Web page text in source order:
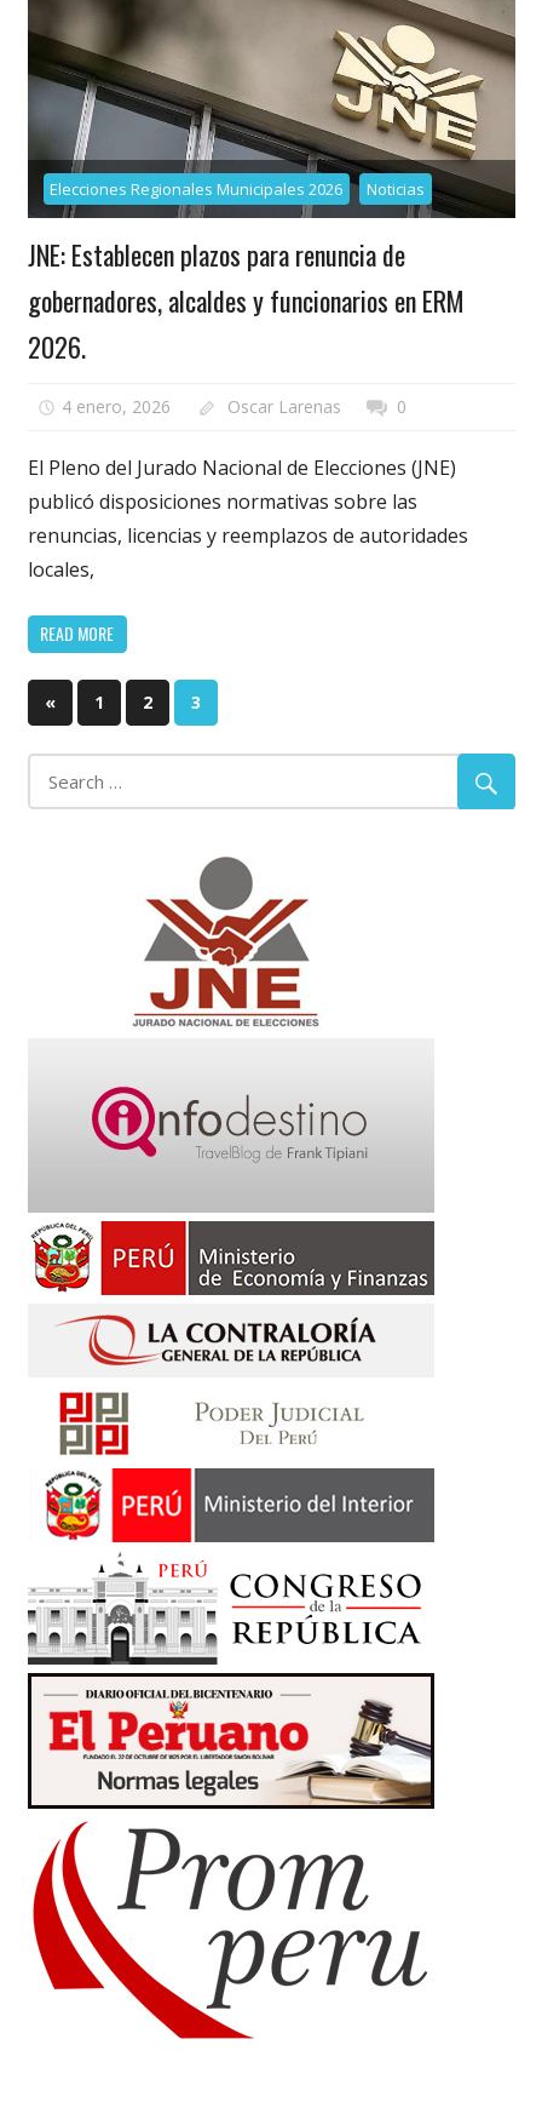
Elecciones Regionales Municipales 2026 Noticias
JNE: Establecen plazos para renuncia de
gobernadores, alcaldes y funcionarios en ERM
2026.
4 enero, 2026 Oscar Larenas 0
El Pleno del Jurado Nacional de Elecciones (JNE)
publicó disposiciones normativas sobre las
renuncias, licencias y reemplazos de autoridades
locales,
READ MORE
Paginación
de
entradas
«Previous
Posts
1 2 3